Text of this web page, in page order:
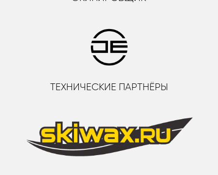
ТЕХНИЧЕСКИЕ ПАРТНЁРЫ